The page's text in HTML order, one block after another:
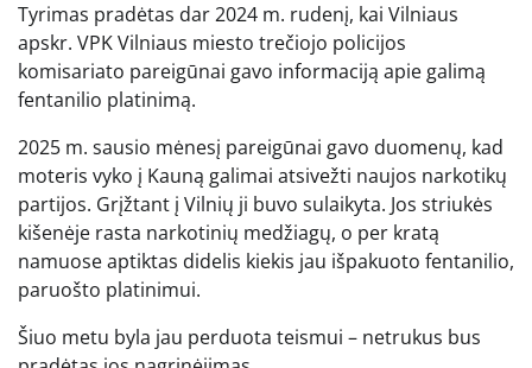
Tyrimas pradėtas dar 2024 m. rudenį, kai Vilniaus
apskr. VPK Vilniaus miesto trečiojo policijos
komisariato pareigūnai gavo informaciją apie galimą
fentanilio platinimą.
2025 m. sausio mėnesį pareigūnai gavo duomenų, kad
moteris vyko į Kauną galimai atsivežti naujos narkotikų
partijos. Grįžtant į Vilnių ji buvo sulaikyta. Jos striukės
kišenėje rasta narkotinių medžiagų, o per kratą
namuose aptiktas didelis kiekis jau išpakuoto fentanilio,
paruošto platinimui.
Šiuo metu byla jau perduota teismui – netrukus bus